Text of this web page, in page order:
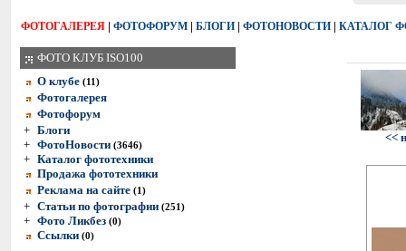
ФОТОГАЛЕРЕЯ | ФОТОФОРУМ | БЛОГИ | ФОТОНОВОСТИ | КАТАЛОГ
ФОТО КЛУБ ISO100
О клубе (11)
Фотогалерея
Фотофорум
+ Блоги
+ ФотоНовости (3646)
+ Каталог фототехники
Продажа фототехники
Реклама на сайте (1)
+ Статьи по фотографии (251)
+ Фото Ликбез (0)
Ссылки (0)
<<